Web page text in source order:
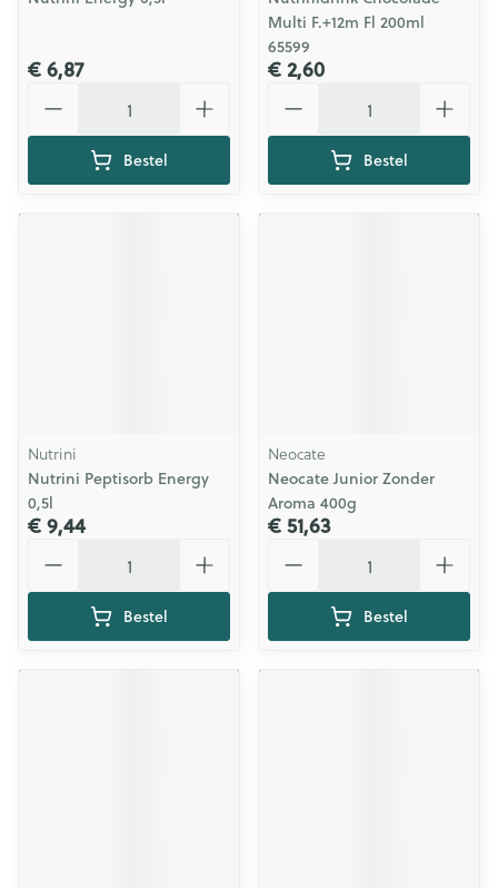
€ 6,87
Bestel
Multi F.+12m Fl 200ml
65599
€ 2,60
Bestel
Nutrini
Nutrini Peptisorb Energy
0,5l
€ 9,44
Bestel
Neocate
Neocate Junior Zonder
Aroma 400g
€ 51,63
Bestel